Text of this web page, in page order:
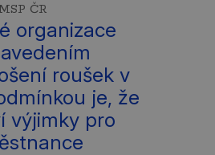
ČR
organizace
roušek v
je, že
výjimky pro